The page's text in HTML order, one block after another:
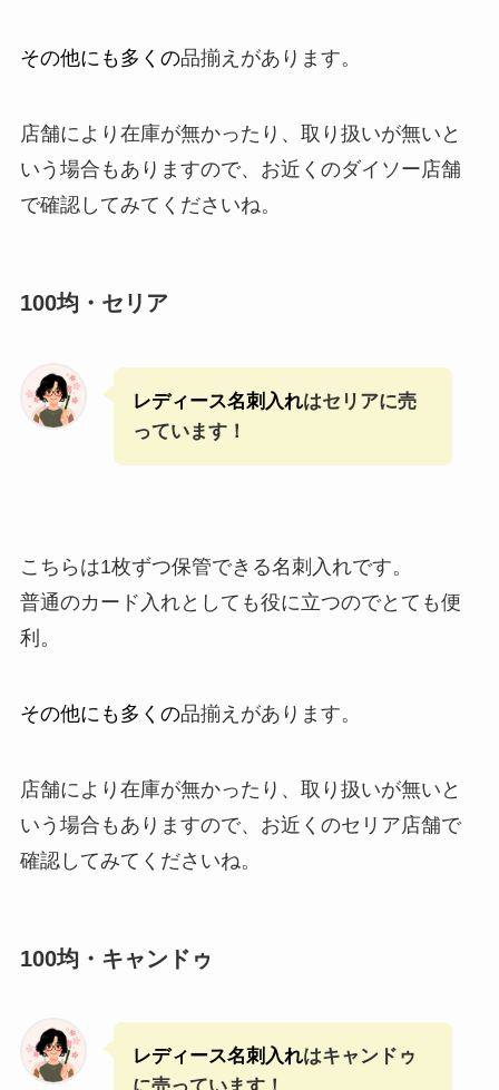
その他にも多くの品揃えがあります。
店舗により在庫が無かったり、取り扱いが無いと
いう場合もありますので、お近くのダイソー店舗
で確認してみてくださいね。
100均・セリア
レディース名刺入れはセリアに売
っています！
こちらは1枚ずつ保管できる名刺入れです。
普通のカード入れとしても役に立つのでとても便
利。
その他にも多くの品揃えがあります。
店舗により在庫が無かったり、取り扱いが無いと
いう場合もありますので、お近くのセリア店舗で
確認してみてくださいね。
100均・キャンドゥ
レディース名刺入れはキャンドゥ